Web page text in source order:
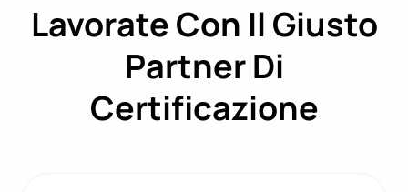
Lavorate Con Il Giusto
Partner Di
Certificazione